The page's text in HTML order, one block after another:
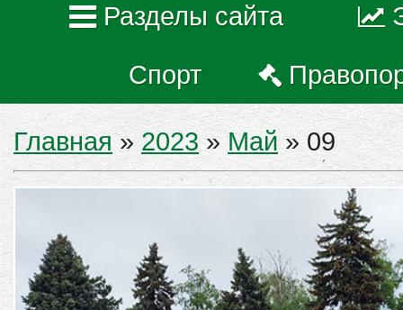
Разделы сайта
Спорт
Главная » 2023 » Май » 09